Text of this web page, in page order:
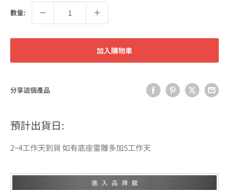
數量:
加入購物車
分享這個產品
預計出貨日:
2~4工作天到貨 如有底座雷雕多加5工作天